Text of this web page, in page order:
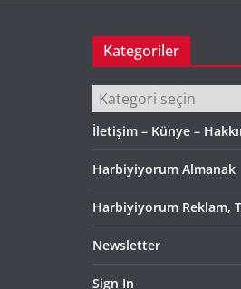
Kategoriler
Kategoriler
İletişim – Künye –
Harbiyiyorum Almanak
Harbiyiyorum Reklam,
Newsletter
Sign In